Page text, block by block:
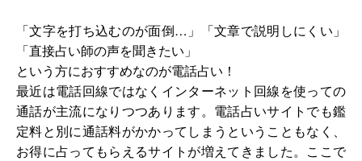
「文字を打ち込むのが面倒…」「文章で説明しにくい」
「直接占い師の声を聞きたい」
という方におすすめなのが電話占い！
最近は電話回線ではなくインターネット回線を使っての
通話が主流になりつつあります。電話占いサイトでも鑑
定料と別に通話料がかかってしまうということもなく、
お得に占ってもらえるサイトが増えてきました。ここで